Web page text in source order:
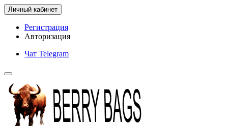
Личный кабинет
Регистрация
Авторизация
Чат Telegram